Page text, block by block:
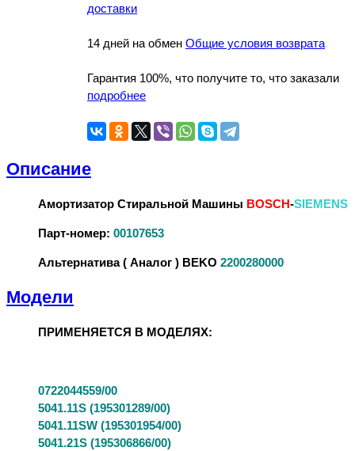
доставки
14 дней на обмен Общие условия возврата
Гарантия 100%, что получите то, что заказали
подробнее
Описание
Амортизатор Стиральной Машины BOSCH-SIEMENS
Парт-номер: 00107653
Альтернатива ( Аналог ) BEKO 2200280000
Модели
ПРИМЕНЯЕТСЯ В МОДЕЛЯХ:
0722044559/00
5041.11S (195301289/00)
5041.11SW (195301954/00)
5041.21S (195306866/00)